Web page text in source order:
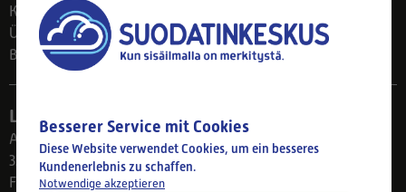
Kontakt
Über uns
Blog
Ladengeschäft
Ahlmanintie 61
33800 Tampere
Finnland
Besserer Service mit Cookies
Diese Website verwendet Cookies, um ein besseres
Kundenerlebnis zu schaffen.
Notwendige akzeptieren